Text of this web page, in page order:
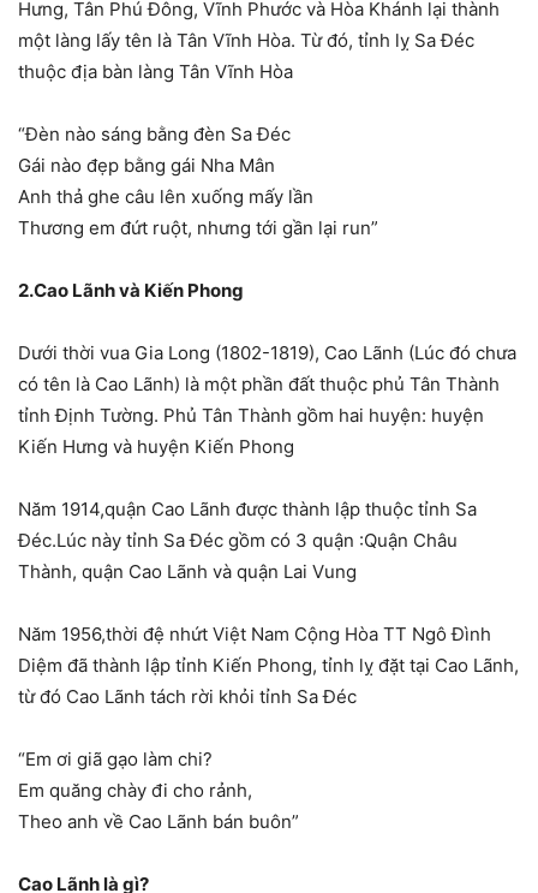
Hưng, Tân Phú Đông, Vĩnh Phước và Hòa Khánh lại thành
một làng lấy tên là Tân Vĩnh Hòa. Từ đó, tỉnh lỵ Sa Đéc
thuộc địa bàn làng Tân Vĩnh Hòa
“Đèn nào sáng bằng đèn Sa Đéc
Gái nào đẹp bằng gái Nha Mân
Anh thả ghe câu lên xuống mấy lần
Thương em đứt ruột, nhưng tới gần lại run”
2.Cao Lãnh và Kiến Phong
Dưới thời vua Gia Long (1802-1819), Cao Lãnh (Lúc đó chưa
có tên là Cao Lãnh) là một phần đất thuộc phủ Tân Thành
tỉnh Định Tường. Phủ Tân Thành gồm hai huyện: huyện
Kiến Hưng và huyện Kiến Phong
Năm 1914,quận Cao Lãnh được thành lập thuộc tỉnh Sa
Đéc.Lúc này tỉnh Sa Đéc gồm có 3 quận :Quận Châu
Thành, quận Cao Lãnh và quận Lai Vung
Năm 1956,thời đệ nhứt Việt Nam Cộng Hòa TT Ngô Đình
Diệm đã thành lập tỉnh Kiến Phong, tỉnh lỵ đặt tại Cao Lãnh,
từ đó Cao Lãnh tách rời khỏi tỉnh Sa Đéc
“Em ơi giã gạo làm chi?
Em quăng chày đi cho rảnh,
Theo anh về Cao Lãnh bán buôn”
Cao Lãnh là gì?